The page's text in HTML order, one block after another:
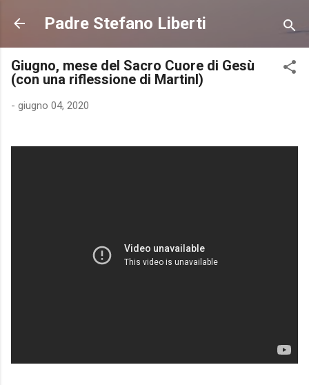
Passa ai contenuti principali
Padre Stefano Liberti
Giugno, mese del Sacro Cuore di Gesù
(con una riflessione di MartinI)
- giugno 04, 2020